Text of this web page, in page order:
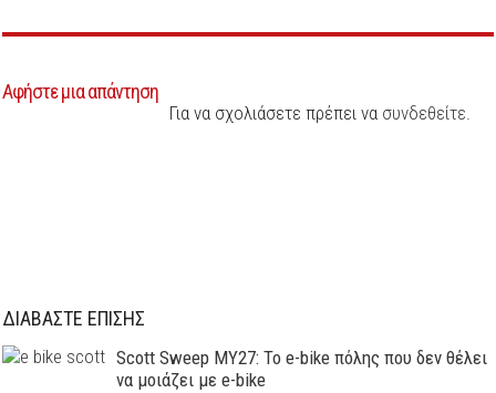
Αφήστε μια απάντηση
Για να σχολιάσετε πρέπει να συνδεθείτε.
ΔΙΑΒΑΣΤΕ ΕΠΙΣΗΣ
Scott Sweep MY27: Το e-bike πόλης που δεν θέλει
να μοιάζει με e-bike